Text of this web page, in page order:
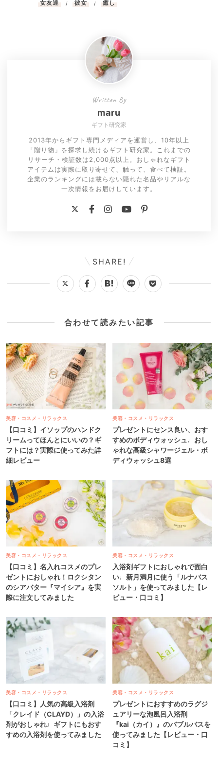
女友達 / 彼女 / 癒し
Written By
maru
ギフト研究家
2013年からギフト専門メディアを運営し、10年以上
「贈り物」を探求し続けるギフト研究家。これまでの
リサーチ・検証数は2,000点以上。おしゃれなギフト
アイテムは実際に取り寄せて、触って、食べて検証。
企業のランキングには載らない隠れた名品やリアルな
一次情報をお届けしています。
SHARE!
合わせて読みたい記事
【口コミ】イソップのハンドク
リームってほんとにいいの？ギ
フトには？実際に使ってみた詳
細レビュー
美容・コスメ・リラックス
プレゼントにセンス良い、おす
すめのボディウォッシュ♩おし
ゃれな高級シャワージェル・ボ
ディウォッシュ8選
美容・コスメ・リラックス
【口コミ】名入れコスメのプレ
ゼントにおしゃれ！ロクシタン
のシアバター『マイシア』を実
際に注文してみました
美容・コスメ・リラックス
入浴剤ギフトにおしゃれで面白
い♩新月満月に使う「ルナバス
ソルト」を使ってみました【レ
ビュー・口コミ】
美容・コスメ・リラックス
【口コミ】人気の高級入浴剤
「クレイド（CLAYD）」の入浴
剤がおしゃれ♩ギフトにもおす
すめの入浴剤を使ってみました
美容・コスメ・リラックス
プレゼントにおすすめのラグジ
ュアリーな泡風呂入浴剤
『kai（カイ）』のバブルバスを
使ってみました【レビュー・口
コミ】
美容・コスメ・リラックス